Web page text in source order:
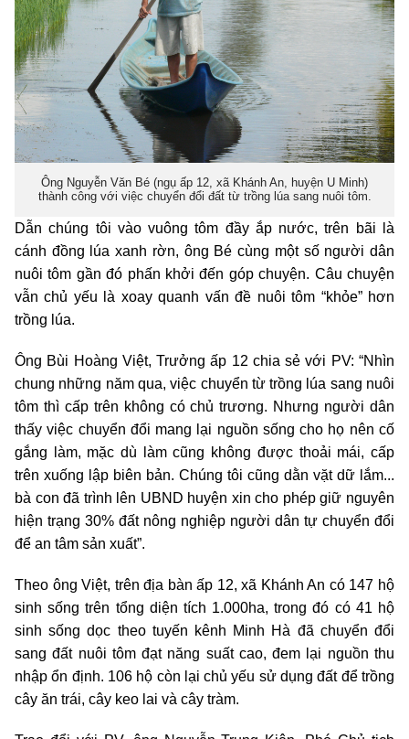
Ông Nguyễn Văn Bé (ngụ ấp 12, xã Khánh An, huyện U Minh)
thành công với việc chuyển đổi đất từ trồng lúa sang nuôi tôm.
Dẫn chúng tôi vào vuông tôm đầy ắp nước, trên bãi là
cánh đồng lúa xanh rờn, ông Bé cùng một số người dân
nuôi tôm gần đó phấn khởi đến góp chuyện. Câu chuyện
vẫn chủ yếu là xoay quanh vấn đề nuôi tôm “khỏe” hơn
trồng lúa.
Ông Bùi Hoàng Việt, Trưởng ấp 12 chia sẻ với PV: “Nhìn
chung những năm qua, việc chuyển từ trồng lúa sang nuôi
tôm thì cấp trên không có chủ trương. Nhưng người dân
thấy việc chuyển đổi mang lại nguồn sống cho họ nên cố
gắng làm, mặc dù làm cũng không được thoải mái, cấp
trên xuống lập biên bản. Chúng tôi cũng dằn vặt dữ lắm...
bà con đã trình lên UBND huyện xin cho phép giữ nguyên
hiện trạng 30% đất nông nghiệp người dân tự chuyển đổi
để an tâm sản xuất”.
Theo ông Việt, trên địa bàn ấp 12, xã Khánh An có 147 hộ
sinh sống trên tổng diện tích 1.000ha, trong đó có 41 hộ
sinh sống dọc theo tuyến kênh Minh Hà đã chuyển đổi
sang đất nuôi tôm đạt năng suất cao, đem lại nguồn thu
nhập ổn định. 106 hộ còn lại chủ yếu sử dụng đất để trồng
cây ăn trái, cây keo lai và cây tràm.